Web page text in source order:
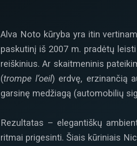
Alva Noto kūryba yra itin
paskutinį iš 2007 m. pradėtų
reiškinius. Ar skaitmeninis
(trompe l‘oeil) erdvę, erzinančią
garsinę medžiagą (automobilių
Rezultatas – elegantiškų
ritmai prigesinti. Šiais kūriniais